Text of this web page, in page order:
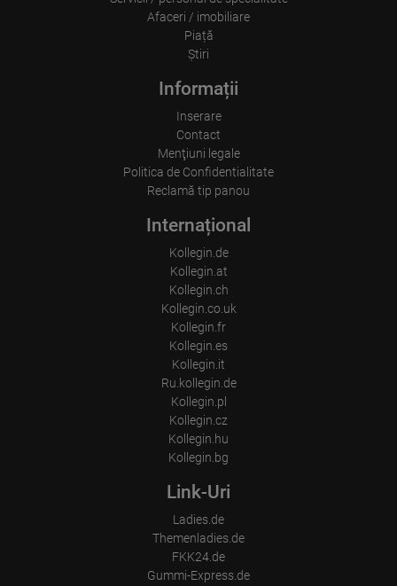
Afaceri / imobiliare
Piață
Ştiri
Informații
Inserare
Contact
Menţiuni legale
Politica de Confidentialitate
Reclamă tip panou
Internațional
Kollegin.de
Kollegin.at
Kollegin.ch
Kollegin.co.uk
Kollegin.fr
Kollegin.es
Kollegin.it
Ru.kollegin.de
Kollegin.pl
Kollegin.cz
Kollegin.hu
Kollegin.bg
Link-Uri
Ladies.de
Themenladies.de
FKK24.de
Gummi-Express.de